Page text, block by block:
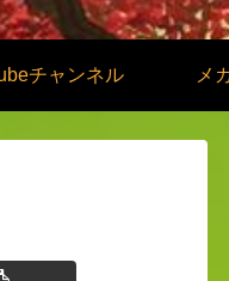
チャンネル メ